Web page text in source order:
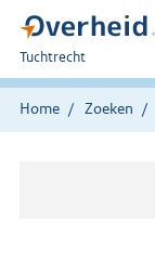
U
bent
hier:
Tuchtrecht
Home Zoeken